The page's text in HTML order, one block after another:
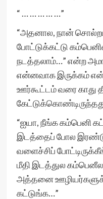
“ … … … … …”
“அதனால, நான்
போட்டுக்கட்டு
நடத்தலாம்…” என்ற
என்னவாக இருக்கம்
ஊர்கூட்டம் வரை காது
“ஐயா, நீங்க கம்பெனி
இடத்தைப் போல
வளைச்சிப்
மீதி இடத்துல
அத்தனை
கட்டுங்க…”